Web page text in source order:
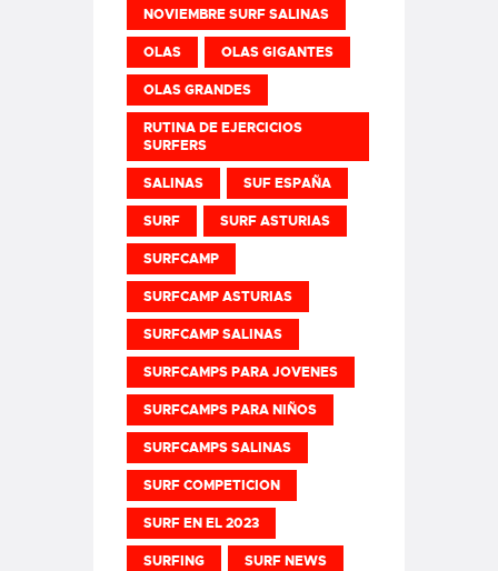
NOVIEMBRE SURF SALINAS
OLAS OLAS GIGANTES
OLAS GRANDES
RUTINA DE EJERCICIOS
SURFERS
SALINAS SUF ESPAÑA
SURF SURF ASTURIAS
SURFCAMP
SURFCAMP ASTURIAS
SURFCAMP SALINAS
SURFCAMPS PARA JOVENES
SURFCAMPS PARA NIÑOS
SURFCAMPS SALINAS
SURF COMPETICION
SURF EN EL 2023
SURFING SURF NEWS